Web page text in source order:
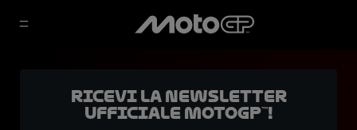
Ricevi la newsletter
ufficiale MotoGP™!